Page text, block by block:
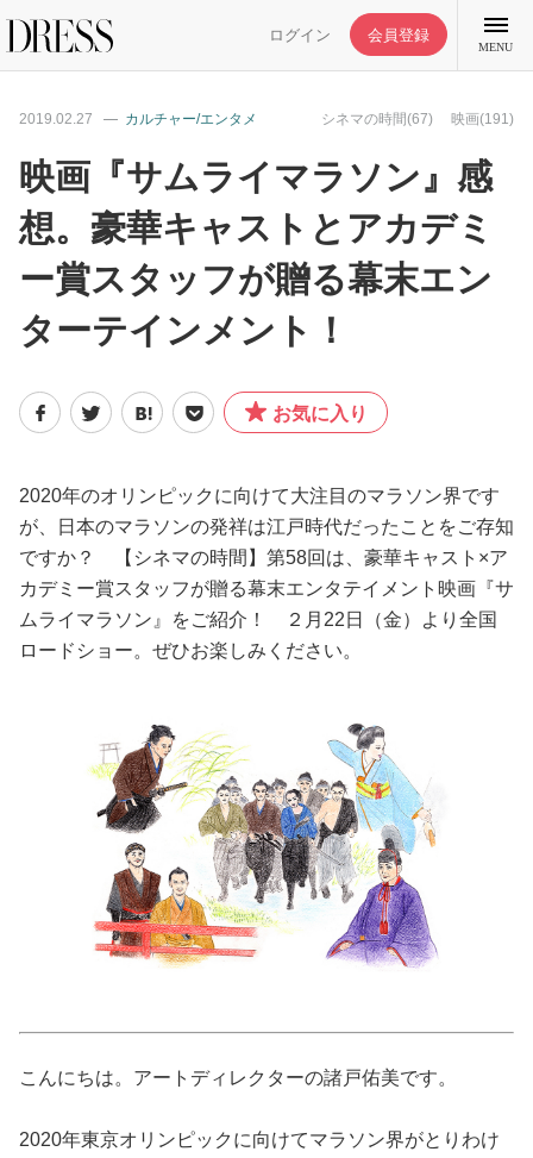
ログイン 会員登録
MENU
特集記事
DRESS部活
ファッション
恋愛/結婚/離婚
美容/健康
ワークスタイル
妊娠/出産/家族
ココロ/カラダ
グルメ
トラベル
占い
性と愛
2019.02.27 カルチャー/エンタメ シネマの時間(67) 映画(191)
映画『サムライマラソン』感
想。豪華キャストとアカデミ
ー賞スタッフが贈る幕末エン
ターテインメント！
お気に入り
2020年のオリンピックに向けて大注目のマラソン界です
が、日本のマラソンの発祥は江戸時代だったことをご存知
ですか？ 【シネマの時間】第58回は、豪華キャスト×ア
カデミー賞スタッフが贈る幕末エンタテイメント映画『サ
ムライマラソン』をご紹介！ ２月22日（金）より全国
ロードショー。ぜひお楽しみください。
こんにちは。アートディレクターの諸戸佑美です。
2020年東京オリンピックに向けてマラソン界がとりわけ